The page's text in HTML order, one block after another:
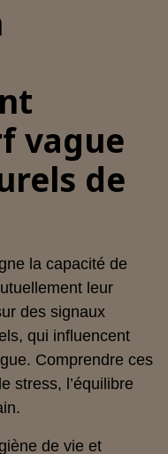
vague
de
la capacité de
leur
des signaux
qui influencent
Comprendre ces
stress, l’équilibre
de vie et